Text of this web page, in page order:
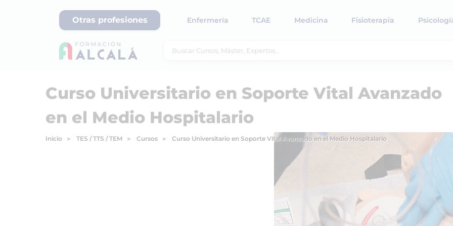
Otras profesiones Enfermería TCAE Medicina Fisioterapia
Curso Universitario en Soporte Vital Avanzado
en el Medio Hospitalario
Inicio TES / TTS / TEM Cursos Curso Universitario en Soporte Vital Avanzado en el Medio Hospitalario